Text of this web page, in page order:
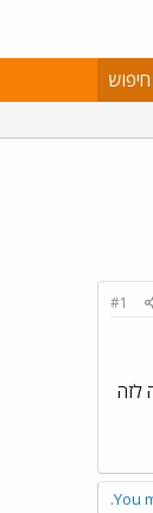
חיפוש
#1
לזה
You